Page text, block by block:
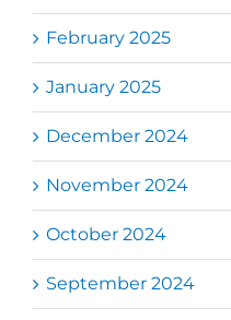
February 2025
January 2025
December 2024
November 2024
October 2024
September 2024